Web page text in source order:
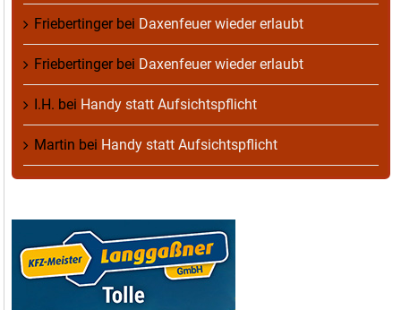
Friebertingerbei Daxenfeuer wieder erlaubt
Friebertingerbei Daxenfeuer wieder erlaubt
I.H. bei Handy statt Aufsichtspflicht
Martin bei Handy statt Aufsichtspflicht